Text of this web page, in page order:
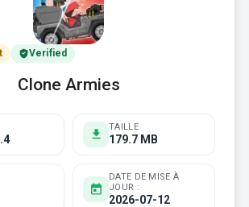
Verified
Clone Armies
TAILLE
179.7 MB
DATE DE MISE À
JOUR :
2026-07-12